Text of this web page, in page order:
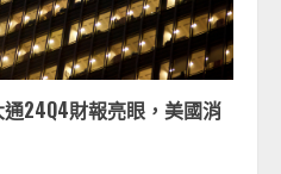
通24Q4財報亮眼，美國消